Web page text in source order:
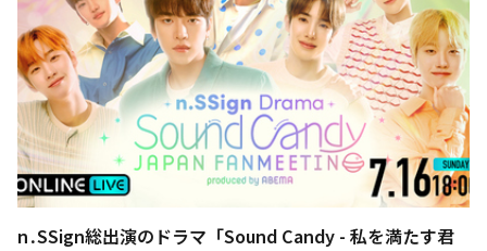
n․SSign総出演のドラマ「Sound Candy - 私を満たす君